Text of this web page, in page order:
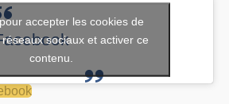
accepter les cookies de
sociaux et activer ce
contenu.